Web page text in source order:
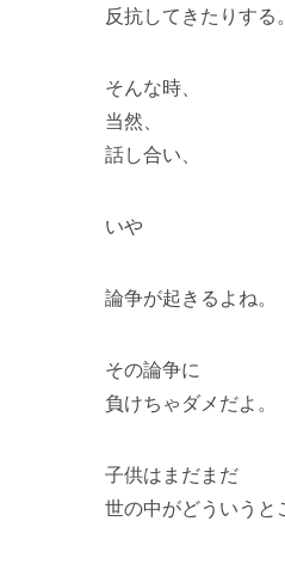
反抗してきたりする。
そんな時、
当然、
話し合い、
いや
論争が起きるよね。
その論争に
負けちゃダメだよ。
子供はまだまだ
世の中がどういうと